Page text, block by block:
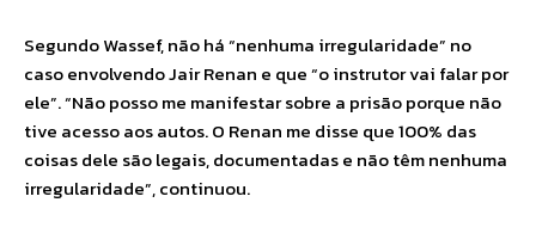
Segundo Wassef, não há “nenhuma irregularidade” no
caso envolvendo Jair Renan e que “o instrutor vai falar por
ele”. “Não posso me manifestar sobre a prisão porque não
tive acesso aos autos. O Renan me disse que 100% das
coisas dele são legais, documentadas e não têm nenhuma
irregularidade”, continuou.